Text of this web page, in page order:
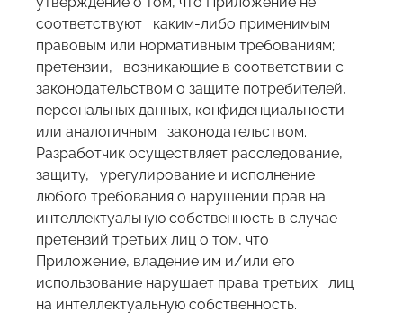
соответствуют каким-либо применимым
правовым или нормативным требованиям;
претензии, возникающие в соответствии с
законодательством о защите потребителей,
персональных данных, конфиденциальности
или аналогичным законодательством.
Разработчик осуществляет расследование,
защиту, урегулирование и исполнение
любого требования о нарушении прав на
интеллектуальную собственность в случае
претензий третьих лиц о том, что
Приложение, владение им и/или его
использование нарушает права третьих лиц
на интеллектуальную собственность.